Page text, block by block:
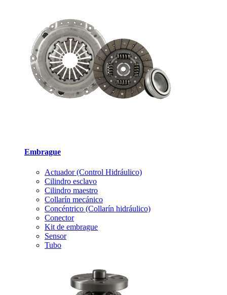
Embrague
Actuador (Control Hidráulico)
Cilindro esclavo
Cilindro maestro
Collarín mecánico
Concéntrico (Collarín hidráulico)
Conector
Kit de embrague
Sensor
Tubo